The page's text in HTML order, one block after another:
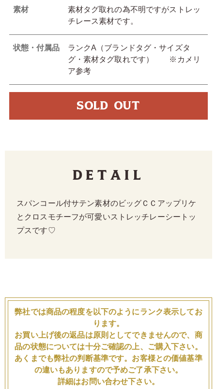
素材
素材タグ取れの為不明ですがストレッ
チレース素材です。
状態・付属品
ランクA（ブランドタグ・サイズタ
グ・素材タグ取れです） ※カメリ
ア参考
SOLD OUT
Detail
スパンコール付サテン素材のビッグＣＣアップリケ
とクロスモチーフが可愛いストレッチレーシートッ
プスです♡
弊社では商品の程度を以下のようにランク表示してお
ります。
お買い上げ後の返品は原則としてできませんので、商
品の状態については十分ご確認の上、ご購入下さい。
あくまでも弊社の判断基準です。お客様との価値基準
の違いもありますので予めご了承下さい。
詳細はお問い合わせ下さい。